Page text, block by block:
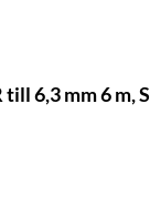
6,3 mm 6 m,